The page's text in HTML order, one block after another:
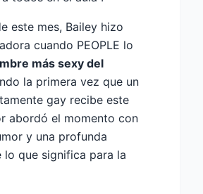
este mes, Bailey hizo
cuando PEOPLE lo
más sexy del
la primera vez que un
gay recibe este
abordó el momento con
y una profunda
lo que significa para la